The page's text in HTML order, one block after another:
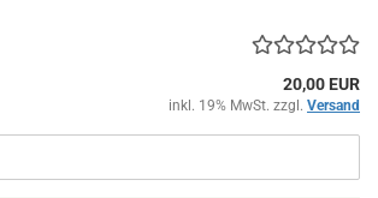
20,00 EUR
inkl. 19% MwSt. zzgl. Versand